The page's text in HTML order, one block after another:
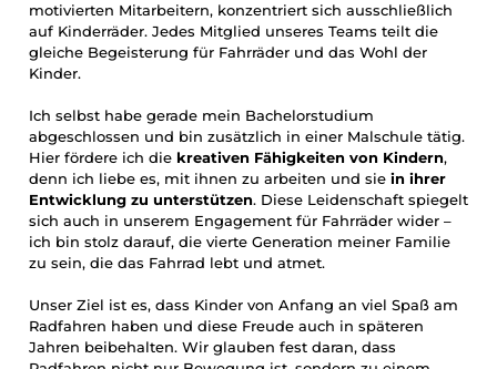
motivierten Mitarbeitern, konzentriert sich ausschließlich
auf Kinderräder. Jedes Mitglied unseres Teams teilt die
gleiche Begeisterung für Fahrräder und das Wohl der
Kinder.
Ich selbst habe gerade mein Bachelorstudium
abgeschlossen und bin zusätzlich in einer Malschule tätig.
Hier fördere ich die kreativen Fähigkeiten von Kindern,
denn ich liebe es, mit ihnen zu arbeiten und sie in ihrer
Entwicklung zu unterstützen. Diese Leidenschaft spiegelt
sich auch in unserem Engagement für Fahrräder wider –
ich bin stolz darauf, die vierte Generation meiner Familie
zu sein, die das Fahrrad lebt und atmet.
Unser Ziel ist es, dass Kinder von Anfang an viel Spaß am
Radfahren haben und diese Freude auch in späteren
Jahren beibehalten. Wir glauben fest daran, dass